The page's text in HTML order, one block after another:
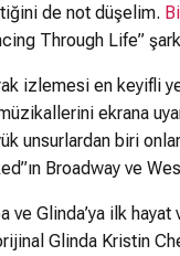
de not düşelim.
Through Life”
izlemesi en keyifli
ekrana
unsurlardan biri
Broadway ve
ve Glinda’ya ilk
Glinda Kristin